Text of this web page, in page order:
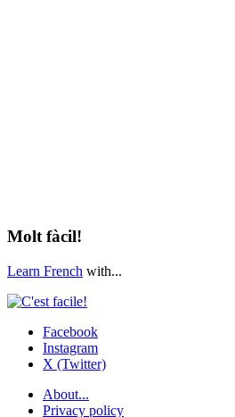
Molt fàcil!
Learn French with...
Facebook
Instagram
X (Twitter)
About...
Privacy policy